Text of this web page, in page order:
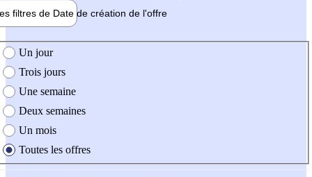
filtres de Date de création de l'offre
création de l'offre
Un jour
Trois jours
Une semaine
Deux semaines
Un mois
Toutes les offres